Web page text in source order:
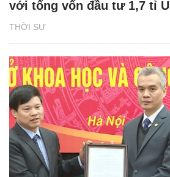
THỜI SỰ
với tổng vốn đầu tư 1,7 tỉ